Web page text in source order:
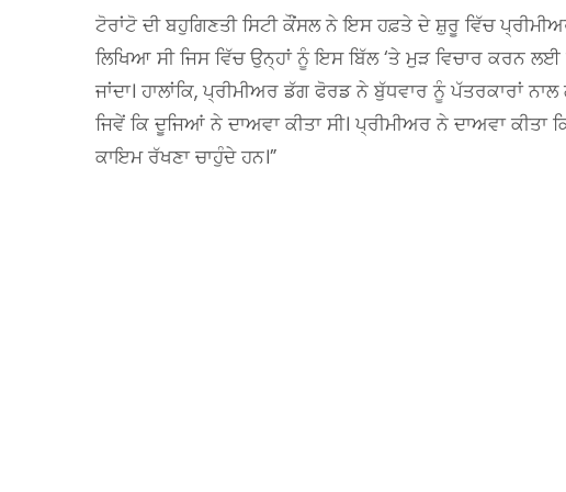
ਟੋਰਾਂਟੋ ਦੀ ਬਹੁਗਿਣਤੀ ਸਿਟੀ ਕੌਂਸਲ ਨੇ ਇਸ ਹਫ਼ਤੇ ਦੇ ਸ਼ੁਰੂ ਵਿੱਚ
ਲਿਖਿਆ ਸੀ ਜਿਸ ਵਿੱਚ ਉਨ੍ਹਾਂ ਨੂੰ ਇਸ ਬਿੱਲ ‘ਤੇ ਮੁੜ ਵਿਚਾਰ ਕਰਨ
ਜਾਂਦਾ। ਹਾਲਾਂਕਿ, ਪ੍ਰੀਮੀਅਰ ਡੱਗ ਫੋਰਡ ਨੇ ਬੁੱਧਵਾਰ ਨੂੰ ਪੱਤਰਕਾਰਾਂ
ਜਿਵੇਂ ਕਿ ਦੂਜਿਆਂ ਨੇ ਦਾਅਵਾ ਕੀਤਾ ਸੀ। ਪ੍ਰੀਮੀਅਰ ਨੇ ਦਾਅਵਾ
ਕਾਇਮ ਰੱਖਣਾ ਚਾਹੁੰਦੇ ਹਨ।”